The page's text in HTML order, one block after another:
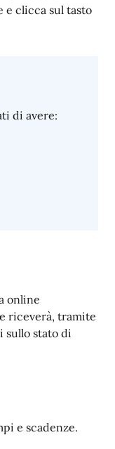
e clicca sul tasto
di avere:
online
riceverà, tramite
sullo stato di
e scadenze.